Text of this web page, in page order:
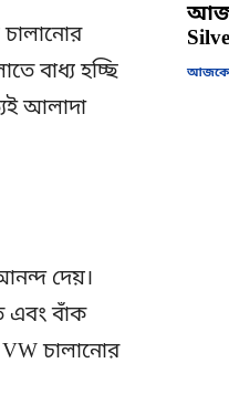
বাধ্য হচ্ছি
আলাদা
দেয়।
এবং বাঁক
চালানোর